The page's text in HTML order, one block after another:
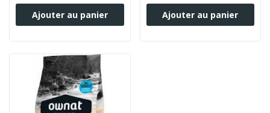
Ajouter au panier Ajouter au panier